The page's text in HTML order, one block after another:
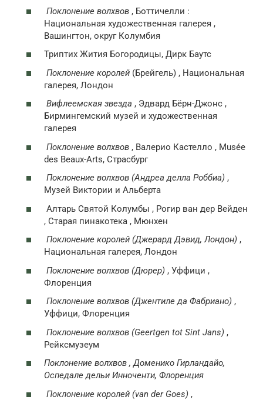
Поклонение волхвов , Боттичелли :
Национальная художественная галерея ,
Вашингтон, округ Колумбия
Триптих Жития Богородицы, Дирк Баутс
Поклонение королей (Брейгель) , Национальная
галерея, Лондон
Вифлеемская звезда , Эдвард Бёрн-Джонс ,
Бирмингемский музей и художественная
галерея
Поклонение волхвов , Валерио Кастелло , Musée
des Beaux-Arts, Страсбург
Поклонение волхвов (Андреа делла Роббиа) ,
Музей Виктории и Альберта
Алтарь Святой Колумбы , Рогир ван дер Вейден
, Старая пинакотека , Мюнхен
Поклонение королей (Джерард Дэвид, Лондон) ,
Национальная галерея, Лондон
Поклонение волхвов (Дюрер) , Уффици ,
Флоренция
Поклонение волхвов (Джентиле да Фабриано) ,
Уффици, Флоренция
Поклонение волхвов (Geertgen tot Sint Jans) ,
Рейксмузеум
Поклонение волхвов , Доменико Гирландайо,
Оспедале дельи Инноченти, Флоренция
Поклонение королей (van der Goes) ,